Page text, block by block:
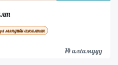
мэндийн ажилтан
14алхамууд